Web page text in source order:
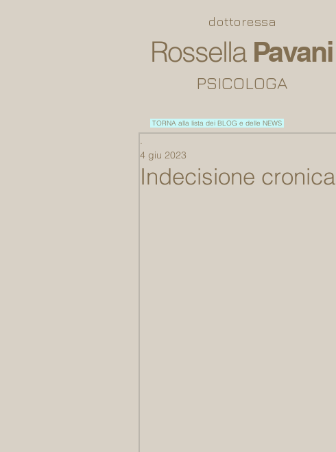
dottoressa
Rossella Pavani
PSICOLOGA
Indecisione cronica
.
4 giu 2023
TORNA alla lista dei BLOG e delle NEWS